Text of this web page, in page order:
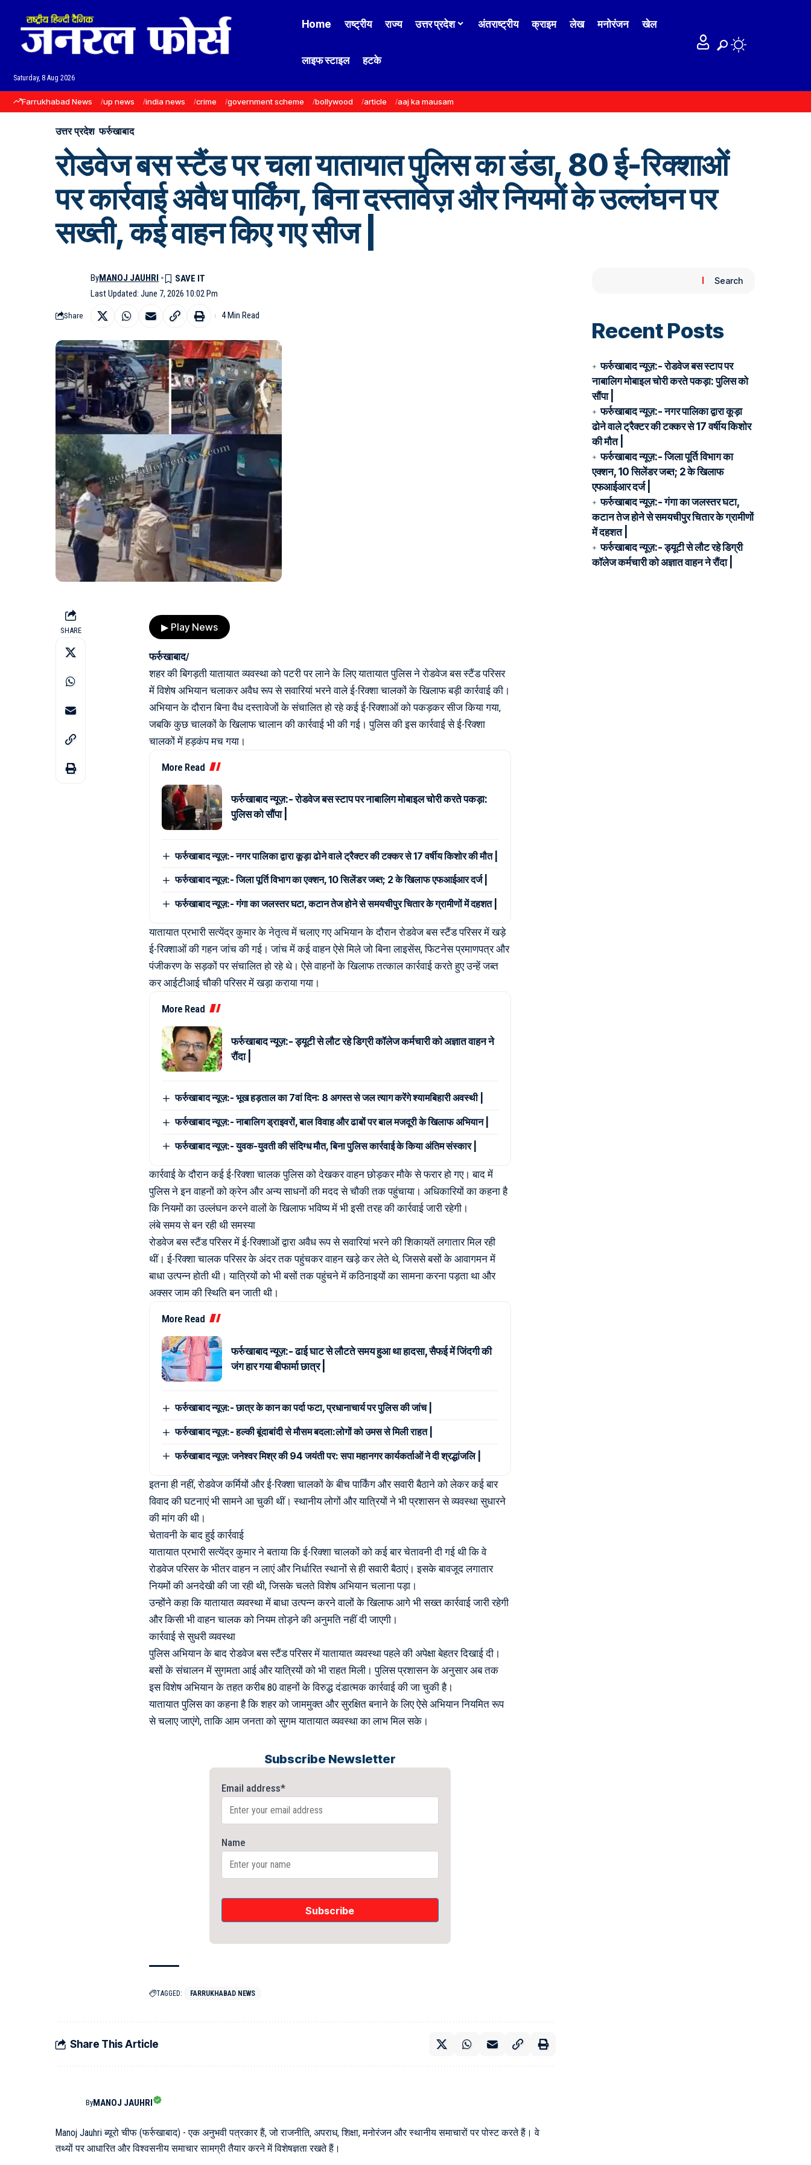
Saturday, 8 Aug 2026
Home राष्ट्रीय राज्य उत्तर प्रदेश अंतराष्ट्रीय क्राइम लेख मनोरंजन खेल
लाइफ स्टाइल हटके
Farrukhabad News up news india news crime government scheme bollywood article aaj ka mausam
उत्तर प्रदेश फर्रुखाबाद
रोडवेज बस स्टैंड पर चला यातायात पुलिस का डंडा, 80 ई-रिक्शाओं
पर कार्रवाई अवैध पार्किंग, बिना दस्तावेज़ और नियमों के उल्लंघन पर
सख्ती, कई वाहन किए गए सीज |
Last Updated: June 7, 2026 10:02 Pm
ByMANOJ JAUHRI
Share 4 Min Read
SHARE ▶ Play News
फर्रुखाबाद/
शहर की बिगड़ती यातायात व्यवस्था को पटरी पर लाने के लिए यातायात पुलिस ने रोडवेज बस स्टैंड परिसर
में विशेष अभियान चलाकर अवैध रूप से सवारियां भरने वाले ई-रिक्शा चालकों के खिलाफ बड़ी कार्रवाई की।
अभियान के दौरान बिना वैध दस्तावेजों के संचालित हो रहे कई ई-रिक्शाओं को पकड़कर सीज किया गया,
जबकि कुछ चालकों के खिलाफ चालान की कार्रवाई भी की गई। पुलिस की इस कार्रवाई से ई-रिक्शा
चालकों में हड़कंप मच गया।
More Read
फर्रुखाबाद न्यूज़:- रोडवेज बस स्टाप पर नाबालिग मोबाइल चोरी करते पकड़ा:
पुलिस को सौंपा |
फर्रुखाबाद न्यूज़:- नगर पालिका द्वारा कूड़ा ढोने वाले ट्रैक्टर की टक्कर से 17 वर्षीय किशोर की मौत |
फर्रुखाबाद न्यूज़:- जिला पूर्ति विभाग का एक्शन, 10 सिलेंडर जब्त; 2 के खिलाफ एफआईआर दर्ज |
फर्रुखाबाद न्यूज़:- गंगा का जलस्तर घटा, कटान तेज होने से समयचीपुर चितार के ग्रामीणों में दहशत |
यातायात प्रभारी सत्येंद्र कुमार के नेतृत्व में चलाए गए अभियान के दौरान रोडवेज बस स्टैंड परिसर में खड़े
ई-रिक्शाओं की गहन जांच की गई। जांच में कई वाहन ऐसे मिले जो बिना लाइसेंस, फिटनेस प्रमाणपत्र और
पंजीकरण के सड़कों पर संचालित हो रहे थे। ऐसे वाहनों के खिलाफ तत्काल कार्रवाई करते हुए उन्हें जब्त
कर आईटीआई चौकी परिसर में खड़ा कराया गया।
More Read
फर्रुखाबाद न्यूज़:- ड्यूटी से लौट रहे डिग्री कॉलेज कर्मचारी को अज्ञात वाहन ने
रौंदा |
फर्रुखाबाद न्यूज़:- भूख हड़ताल का 7वां दिन: 8 अगस्त से जल त्याग करेंगे श्यामबिहारी अवस्थी |
फर्रुखाबाद न्यूज़:- नाबालिग ड्राइवरों, बाल विवाह और ढाबों पर बाल मजदूरी के खिलाफ अभियान |
फर्रुखाबाद न्यूज़:- युवक-युवती की संदिग्ध मौत, बिना पुलिस कार्रवाई के किया अंतिम संस्कार |
कार्रवाई के दौरान कई ई-रिक्शा चालक पुलिस को देखकर वाहन छोड़कर मौके से फरार हो गए। बाद में
पुलिस ने इन वाहनों को क्रेन और अन्य साधनों की मदद से चौकी तक पहुंचाया। अधिकारियों का कहना है
कि नियमों का उल्लंघन करने वालों के खिलाफ भविष्य में भी इसी तरह की कार्रवाई जारी रहेगी।
लंबे समय से बन रही थी समस्या
रोडवेज बस स्टैंड परिसर में ई-रिक्शाओं द्वारा अवैध रूप से सवारियां भरने की शिकायतें लगातार मिल रही
थीं। ई-रिक्शा चालक परिसर के अंदर तक पहुंचकर वाहन खड़े कर लेते थे, जिससे बसों के आवागमन में
बाधा उत्पन्न होती थी। यात्रियों को भी बसों तक पहुंचने में कठिनाइयों का सामना करना पड़ता था और
अक्सर जाम की स्थिति बन जाती थी।
More Read
फर्रुखाबाद न्यूज़:- ढाई घाट से लौटते समय हुआ था हादसा, सैफई में जिंदगी की
जंग हार गया बीफार्मा छात्र |
फर्रुखाबाद न्यूज़:- छात्र के कान का पर्दा फटा, प्रधानाचार्य पर पुलिस की जांच |
फर्रुखाबाद न्यूज़:- हल्की बूंदाबांदी से मौसम बदला:लोगों को उमस से मिली राहत |
फर्रुखाबाद न्यूज़: जनेश्वर मिश्र की 94 जयंती पर: सपा महानगर कार्यकर्ताओं ने दी श्रद्धांजलि |
इतना ही नहीं, रोडवेज कर्मियों और ई-रिक्शा चालकों के बीच पार्किंग और सवारी बैठाने को लेकर कई बार
विवाद की घटनाएं भी सामने आ चुकी थीं। स्थानीय लोगों और यात्रियों ने भी प्रशासन से व्यवस्था सुधारने
की मांग की थी।
चेतावनी के बाद हुई कार्रवाई
यातायात प्रभारी सत्येंद्र कुमार ने बताया कि ई-रिक्शा चालकों को कई बार चेतावनी दी गई थी कि वे
रोडवेज परिसर के भीतर वाहन न लाएं और निर्धारित स्थानों से ही सवारी बैठाएं। इसके बावजूद लगातार
नियमों की अनदेखी की जा रही थी, जिसके चलते विशेष अभियान चलाना पड़ा।
उन्होंने कहा कि यातायात व्यवस्था में बाधा उत्पन्न करने वालों के खिलाफ आगे भी सख्त कार्रवाई जारी रहेगी
और किसी भी वाहन चालक को नियम तोड़ने की अनुमति नहीं दी जाएगी।
कार्रवाई से सुधरी व्यवस्था
पुलिस अभियान के बाद रोडवेज बस स्टैंड परिसर में यातायात व्यवस्था पहले की अपेक्षा बेहतर दिखाई दी।
बसों के संचालन में सुगमता आई और यात्रियों को भी राहत मिली। पुलिस प्रशासन के अनुसार अब तक
इस विशेष अभियान के तहत करीब 80 वाहनों के विरुद्ध दंडात्मक कार्रवाई की जा चुकी है।
यातायात पुलिस का कहना है कि शहर को जाममुक्त और सुरक्षित बनाने के लिए ऐसे अभियान नियमित रूप
से चलाए जाएंगे, ताकि आम जनता को सुगम यातायात व्यवस्था का लाभ मिल सके।
Subscribe Newsletter
Email address*
Name
TAGGED: FARRUKHABAD NEWS
Share This Article
ByMANOJ JAUHRI
Manoj Jauhri ब्यूरो चीफ (फर्रुखाबाद) - एक अनुभवी पत्रकार हैं, जो राजनीति, अपराध, शिक्षा, मनोरंजन और स्थानीय समाचारों पर पोस्ट करते हैं। वे
तथ्यों पर आधारित और विश्वसनीय समाचार सामग्री तैयार करने में विशेषज्ञता रखते हैं।
Search
Recent Posts
फर्रुखाबाद न्यूज़:- रोडवेज बस स्टाप पर
नाबालिग मोबाइल चोरी करते पकड़ा: पुलिस को
सौंपा |
फर्रुखाबाद न्यूज़:- नगर पालिका द्वारा कूड़ा
ढोने वाले ट्रैक्टर की टक्कर से 17 वर्षीय किशोर
की मौत |
फर्रुखाबाद न्यूज़:- जिला पूर्ति विभाग का
एक्शन, 10 सिलेंडर जब्त; 2 के खिलाफ
एफआईआर दर्ज |
फर्रुखाबाद न्यूज़:- गंगा का जलस्तर घटा,
कटान तेज होने से समयचीपुर चितार के ग्रामीणों
में दहशत |
फर्रुखाबाद न्यूज़:- ड्यूटी से लौट रहे डिग्री
कॉलेज कर्मचारी को अज्ञात वाहन ने रौंदा |